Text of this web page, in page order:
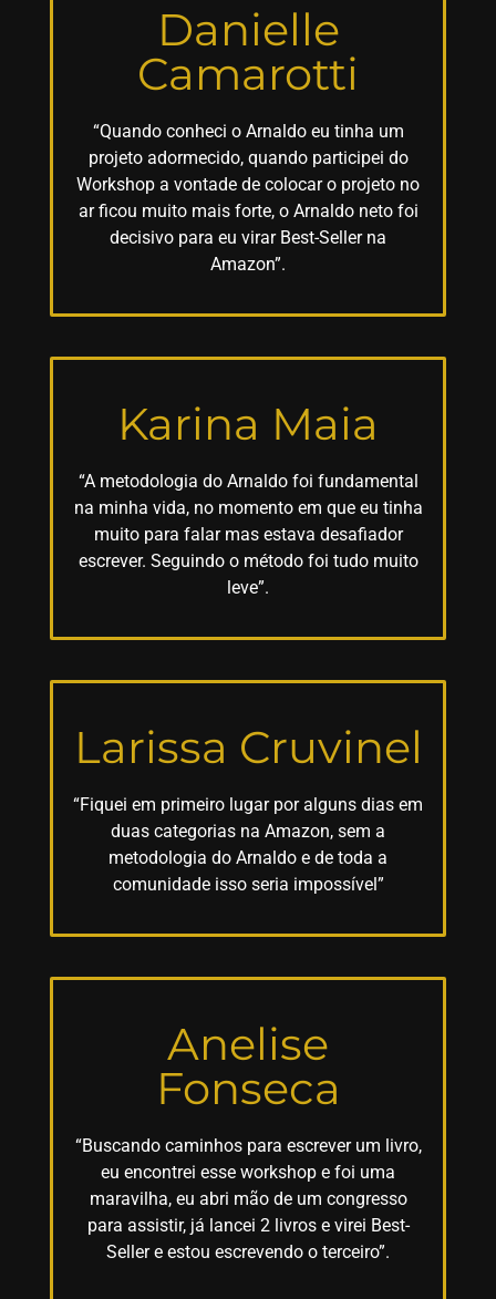
Danielle
Camarotti
“Quando conheci o Arnaldo eu tinha um
projeto adormecido, quando participei do
Workshop a vontade de colocar o projeto no
ar ficou muito mais forte, o Arnaldo neto foi
decisivo para eu virar Best-Seller na
Amazon”.
Karina Maia
“A metodologia do Arnaldo foi fundamental
na minha vida, no momento em que eu tinha
muito para falar mas estava desafiador
escrever. Seguindo o método foi tudo muito
leve”.
Larissa Cruvinel
“Fiquei em primeiro lugar por alguns dias em
duas categorias na Amazon, sem a
metodologia do Arnaldo e de toda a
comunidade isso seria impossível”
Anelise
Fonseca
“Buscando caminhos para escrever um livro,
eu encontrei esse workshop e foi uma
maravilha, eu abri mão de um congresso
para assistir, já lancei 2 livros e virei Best-
Seller e estou escrevendo o terceiro”.